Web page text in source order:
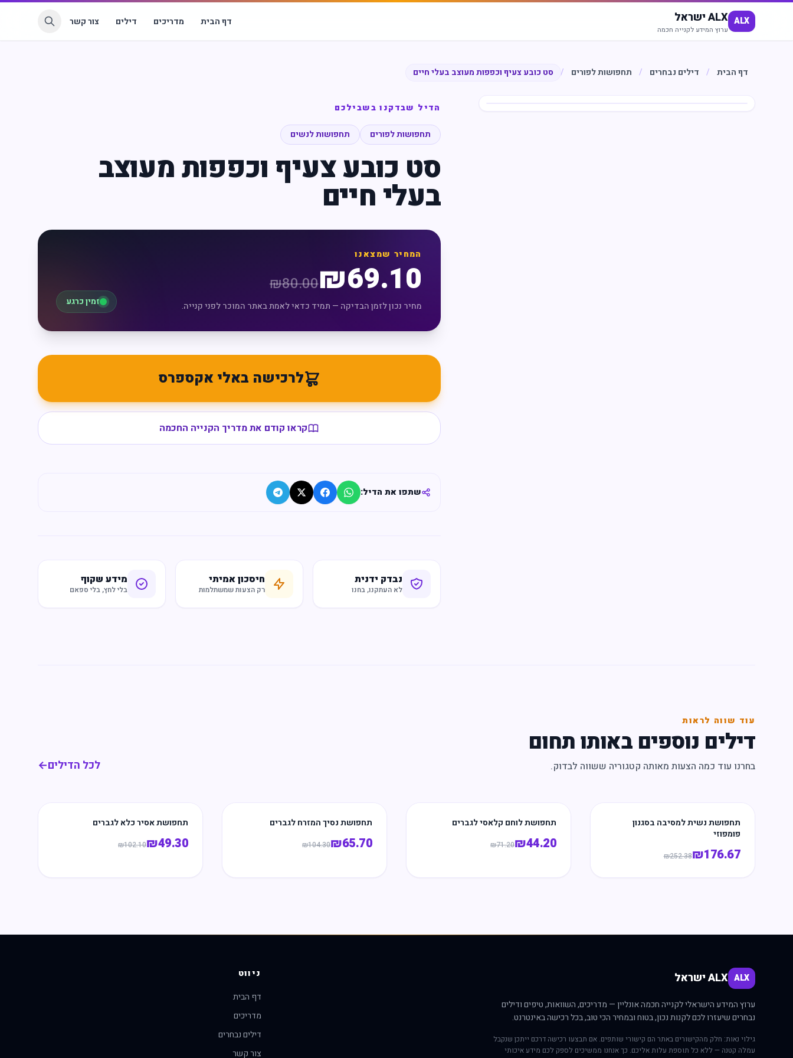
ALX ALX ישראל
ערוץ המידע לקנייה חכמה
דף הבית מדריכים דילים צור קשר
דף הבית / דילים נבחרים / תחפושות לפורים / סט כובע צעיף וכפפות מעוצב בעלי חיים
הדיל שבדקנו בשבילכם
תחפושות לפורים תחפושות לנשים
סט כובע צעיף וכפפות מעוצב
בעלי חיים
המחיר שמצאנו
₪69.10
₪80.00
מחיר נכון לזמן הבדיקה — תמיד כדאי לאמת באתר המוכר לפני קנייה. זמין כרגע
לרכישה באלי אקספרס
קראו קודם את מדריך הקנייה החכמה
שתפו את הדיל:
נבדק ידנית
לא העתקנו, בחנו
חיסכון אמיתי
רק הצעות שמשתלמות
מידע שקוף
בלי לחץ, בלי ספאם
עוד שווה לראות
דילים נוספים באותו תחום
בחרנו עוד כמה הצעות מאותה קטגוריה ששווה לבדוק. לכל הדילים←
תחפושת נשית למסיבה בסגנון
פומפוזי
₪176.67
₪252.38
תחפושת לוחם קלאסי לגברים
₪44.20
₪71.20
תחפושת נסיך המזרח לגברים
₪65.70
₪104.30
תחפושת אסיר כלא לגברים
₪49.30
₪102.10
ALX ALX ישראל
ערוץ המידע הישראלי לקנייה חכמה אונליין — מדריכים, השוואות, טיפים ודילים
נבחרים שיעזרו לכם לקנות נכון, בטוח ובמחיר הכי טוב, בכל רכישה באינטרנט.
גילוי נאות: חלק מהקישורים באתר הם קישורי שותפים. אם תבצעו רכישה דרכם ייתכן שנקבל
עמלה קטנה — ללא כל תוספת עלות אליכם. כך אנחנו ממשיכים לספק לכם מידע איכותי
ניווט
דף הבית
מדריכים
דילים נבחרים
צור קשר